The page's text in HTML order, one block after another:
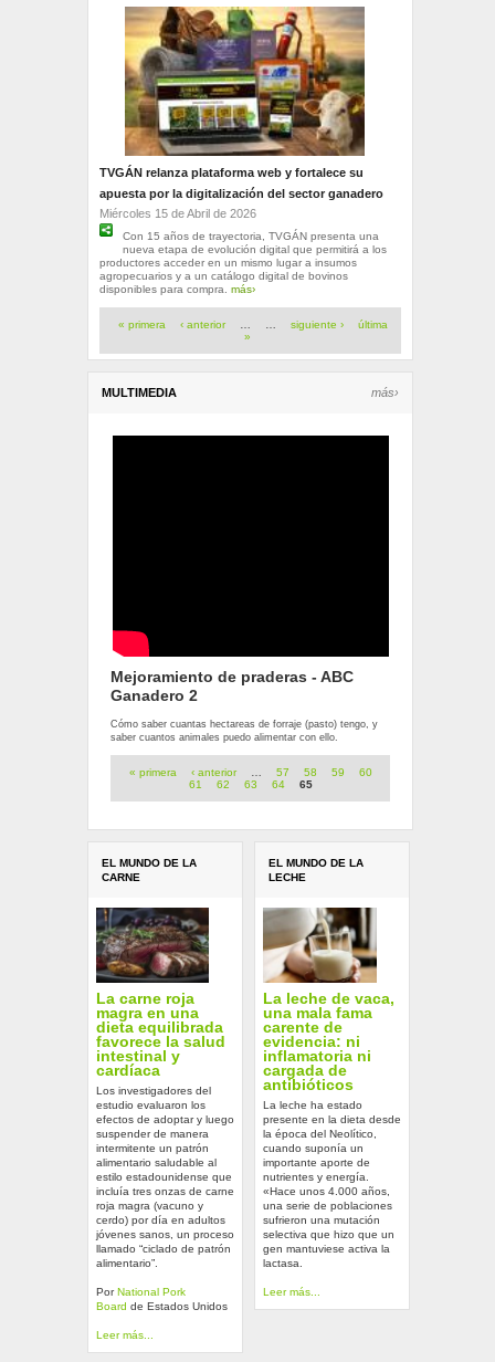
TVGÁN relanza plataforma web y fortalece su
apuesta por la digitalización del sector ganadero
Miércoles 15 de Abril de 2026
Con 15 años de trayectoria, TVGÁN presenta una
nueva etapa de evolución digital que permitirá a los
productores acceder en un mismo lugar a insumos
agropecuarios y a un catálogo digital de bovinos
disponibles para compra. más›
Páginas
« primera ‹ anterior … … siguiente ›
última
»
MULTIMEDIA más›
Mejoramiento de praderas - ABC
Ganadero 2
Cómo saber cuantas hectareas de forraje (pasto) tengo, y
saber cuantos animales puedo alimentar con ello.
Páginas
« primera ‹ anterior … 57 58 59
60
61
62 63 64 65
EL MUNDO DE LA
CARNE
La carne roja
magra en una
dieta equilibrada
favorece la salud
intestinal y
cardíaca
Los investigadores del
estudio evaluaron los
efectos de adoptar y luego
suspender de manera
intermitente un patrón
alimentario saludable al
estilo estadounidense que
incluía tres onzas de carne
roja magra (vacuno y
cerdo) por día en adultos
jóvenes sanos, un proceso
llamado “ciclado de patrón
alimentario”.
Por National Pork
Board de Estados Unidos
Leer más...
EL MUNDO DE LA
LECHE
La leche de vaca,
una mala fama
carente de
evidencia: ni
inflamatoria ni
cargada de
antibióticos
La leche ha estado
presente en la dieta desde
la época del Neolítico,
cuando suponía un
importante aporte de
nutrientes y energía.
«Hace unos 4.000 años,
una serie de poblaciones
sufrieron una mutación
selectiva que hizo que un
gen mantuviese activa la
lactasa.
Leer más...